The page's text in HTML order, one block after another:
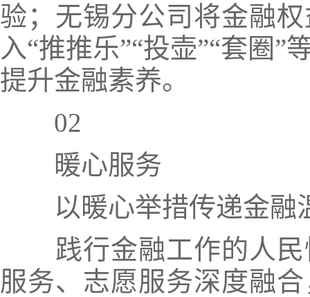
验；无锡分公司将金融
入“推推乐”“投壶”“套圈”
提升金融素养。
02
暖心服务
以暖心举措传递金融
践行金融工作的人
服务、志愿服务深度融合